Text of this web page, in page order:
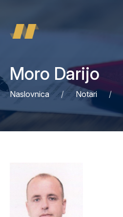
Moro Darijo
Naslovnica Notari